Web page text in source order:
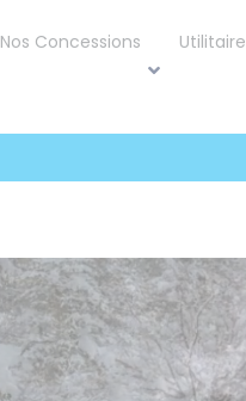
Nos Concessions Utilitaire